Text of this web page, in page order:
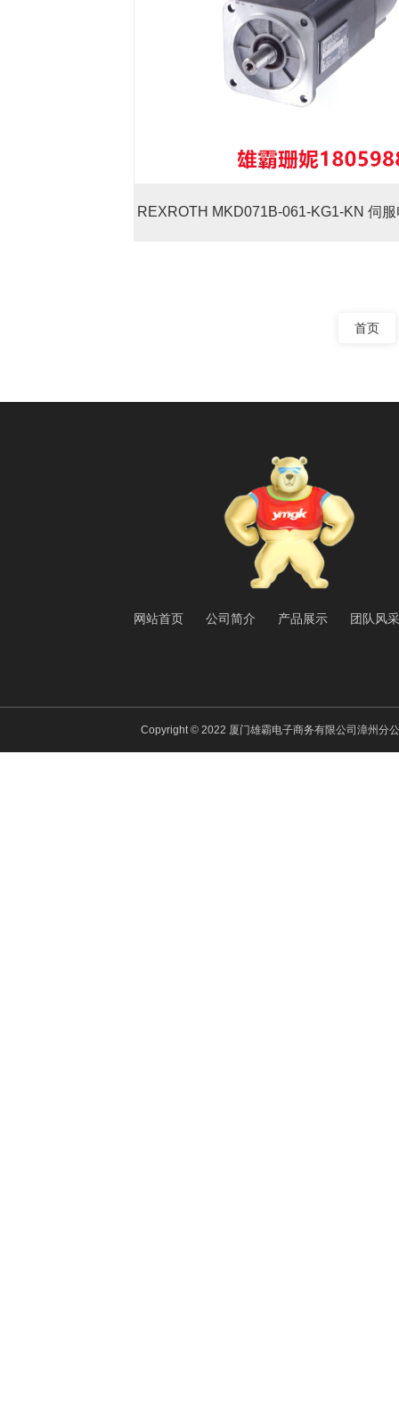
REXROTH MKD071B-061-KG1-KN 伺
首页
网站首页 公司简介 产品展示 团队风采
Copyright © 2022 厦门雄霸电子商务有限公司漳州分